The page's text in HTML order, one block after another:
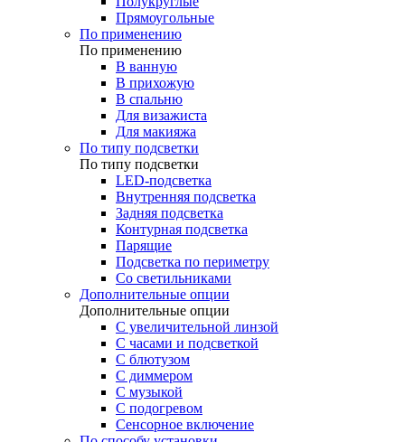
Прямоугольные
По применению
По применению
В ванную
В прихожую
В спальню
Для визажиста
Для макияжа
По типу подсветки
По типу подсветки
LED-подсветка
Внутренняя подсветка
Задняя подсветка
Контурная подсветка
Парящие
Подсветка по периметру
Со светильниками
Дополнительные опции
Дополнительные опции
C увеличительной линзой
C часами и подсветкой
С блютузом
С диммером
С музыкой
С подогревом
Сенсорное включение